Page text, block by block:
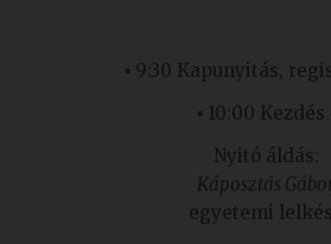
▪ 9:30 Kapunyitás,
▪ 10:00 Kezdés
Nyitó áldás:
Káposztás
egyetemi